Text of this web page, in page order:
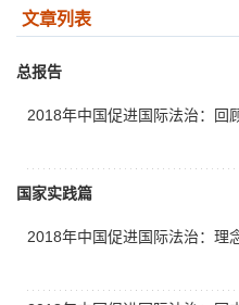
文章列表
总报告
2018年中国促进国际法治：回
国家实践篇
2018年中国促进国际法治：理